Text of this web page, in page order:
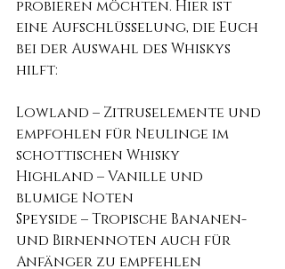
probieren möchten. Hier ist
eine Aufschlüsselung, die Euch
bei der Auswahl des Whiskys
hilft:
Lowland – Zitruselemente und
empfohlen für Neulinge im
schottischen Whisky
Highland – Vanille und
blumige Noten
Speyside – Tropische Bananen-
und Birnennoten auch für
Anfänger zu empfehlen